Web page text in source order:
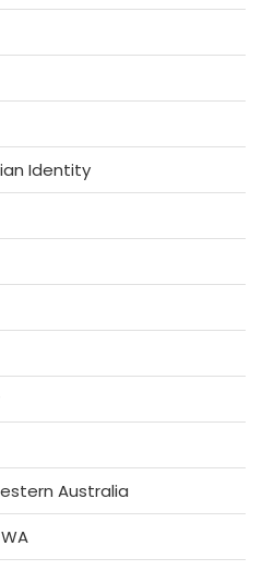
Identity
Australia